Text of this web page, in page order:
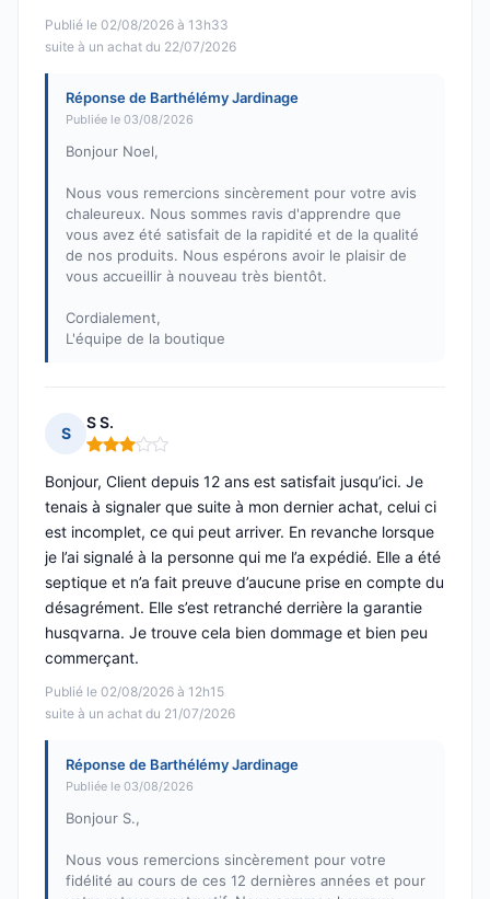
Publié le 02/08/2026 à 13h33
suite à un achat du 22/07/2026
Réponse de Barthélémy Jardinage
Publiée le 03/08/2026
Bonjour Noel,
Nous vous remercions sincèrement pour votre avis
chaleureux. Nous sommes ravis d'apprendre que
vous avez été satisfait de la rapidité et de la qualité
de nos produits. Nous espérons avoir le plaisir de
vous accueillir à nouveau très bientôt.
Cordialement,
L'équipe de la boutique
S
S S.
Note : 3 sur 5
Publié le 02/08/2026 à 12h15
suite à un achat du 21/07/2026
Bonjour, Client depuis 12 ans est satisfait jusqu’ici. Je
tenais à signaler que suite à mon dernier achat, celui ci
est incomplet, ce qui peut arriver. En revanche lorsque
je l’ai signalé à la personne qui me l’a expédié. Elle a été
septique et n’a fait preuve d’aucune prise en compte du
désagrément. Elle s’est retranché derrière la garantie
husqvarna. Je trouve cela bien dommage et bien peu
commerçant.
Réponse de Barthélémy Jardinage
Publiée le 03/08/2026
Bonjour S.,
Nous vous remercions sincèrement pour votre
fidélité au cours de ces 12 dernières années et pour